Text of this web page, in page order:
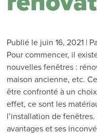
Publié le juin 16, 2021 |
Pour commencer, il
nouvelles fenêtres :
maison ancienne, etc.
être confronté à un
effet, ce sont les
l’installation de
avantages et ses